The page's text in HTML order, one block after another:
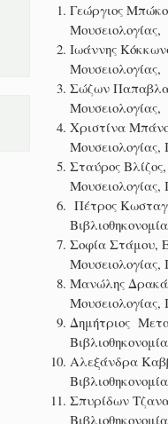
Γεώργιος
Μουσειολογίας,
Ιωάννης
Μουσειολογίας,
Σώζων
Μουσειολογίας,
Χριστίνα
Μουσειολογίας,
Σταύρος
Μουσειολογίας,
Πέτρος
Σοφία Στάμου,
Μουσειολογίας,
Μανώλης
Μουσειολογίας,
Δημήτριος
Αλεξάνδρα
Σπυρίδων